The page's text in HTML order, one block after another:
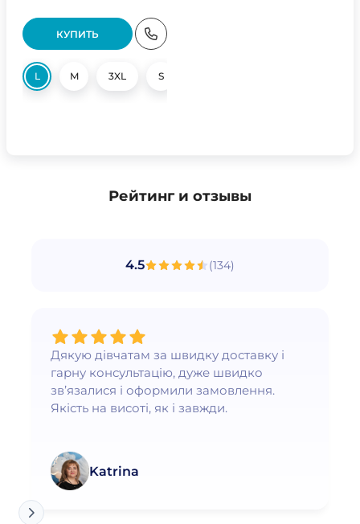
КУПИТЬ
L M 3XL S
Рейтинг и отзывы
4.5 (134)
Дякую дівчатам за швидку доставку і
гарну консультацію, дуже швидко
зв’язалися і оформили замовлення.
Якість на висоті, як і завжди.
Katrina